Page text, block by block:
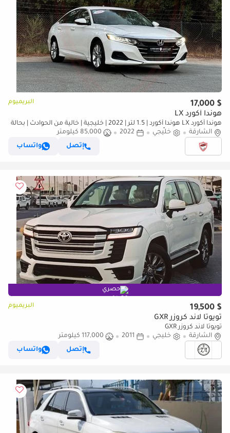
$ 17,000 البريميوم
هوندا أكورد LX
هوندا أكورد LX هوندا أكورد | 1.5 لتر | 2022 | خليجية | خالية من الحوادث | بحالة
ممتازة | 1042 شهرياً
الشارقة خليجي 2022
85,000 كيلومتر
إتصل
واتساب
حصري
$ 19,500 البريميوم
تويوتا لاند كروزر GXR
تويوتا لاند كروزر GXR
الشارقة
خليجي 2011
117,000 كيلومتر
إتصل
واتساب